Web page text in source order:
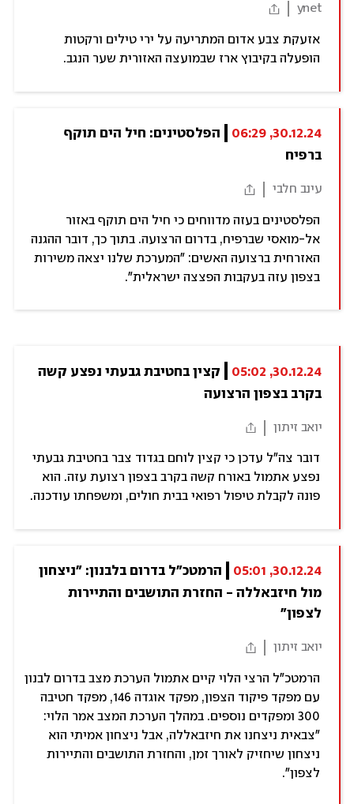
ynet
אזעקת צבע אדום המתריעה על ירי טילים ורקטות
הופעלה בקיבוץ ארז שבמועצה האזורית שער הנגב.
30.12.24, 06:29
ברפיח
עינב חלבי
הפלסטינים בעזה מדווחים כי חיל הים תוקף באזור
אל-מואסי שברפיח, בדרום הרצועה. בתוך כך, דובר ההגנה
האזרחית ברצועה האשים: "המערכת שלנו יצאה משירות
בצפון עזה בעקבות הפצצה ישראלית".
30.12.24, 05:02
בקרב בצפון הרצועה
יואב זיתון
דובר צה"ל עדכן כי קצין לוחם בגדוד צבר בחטיבת גבעתי
נפצע אתמול באורח קשה בקרב בצפון רצועת עזה. הוא
פונה לקבלת טיפול רפואי בבית חולים, ומשפחתו עודכנה.
30.12.24, 05:01
מול חיזבאללה - החזרת התושבים והתיירות
לצפון"
יואב זיתון
הרמטכ"ל הרצי הלוי קיים אתמול הערכת מצב בדרום לבנון
עם מפקד פיקוד הצפון, מפקד אוגדה 146, מפקד חטיבה
300 ומפקדים נוספים. במהלך הערכת המצב אמר הלוי:
"צבאית ניצחנו את חיזבאללה, אבל ניצחון אמיתי הוא
ניצחון שיחזיק לאורך זמן, והחזרת התושבים והתיירות
לצפון".